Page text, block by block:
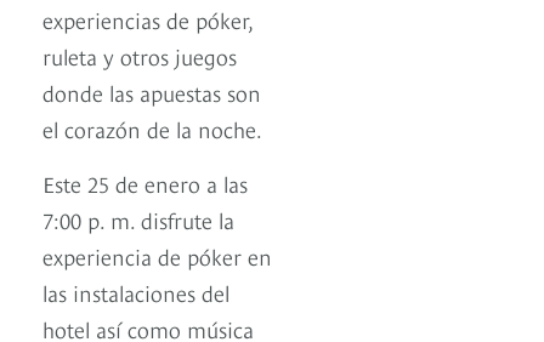
experiencias de póker,
ruleta y otros juegos
donde las apuestas son
el corazón de la noche.
Este 25 de enero a las
7:00 p. m. disfrute la
experiencia de póker en
las instalaciones del
hotel así como música